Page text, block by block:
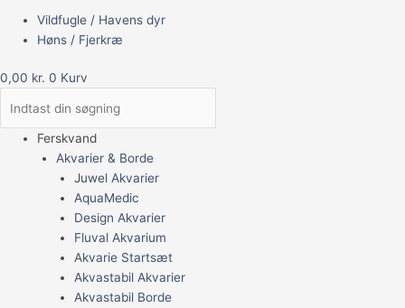
Vildfugle / Havens dyr
Høns / Fjerkræ
0,00 kr. 0 Kurv
Ferskvand
Akvarier & Borde
Juwel Akvarier
AquaMedic
Design Akvarier
Fluval Akvarium
Akvarie Startsæt
Akvastabil Akvarier
Akvastabil Borde